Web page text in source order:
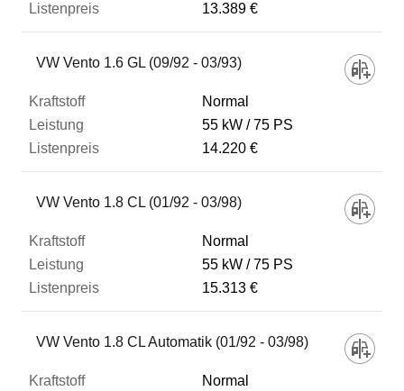
Leistung
Listenpreis
Zum Vergleich hinzufügen
13.389 €
VW Vento 1.6 GL (09/92 - 03/93)
Normal
55 kW
75 PS
14.220 €
VW Vento 1.8 CL (01/92 - 03/98)
Normal
55 kW
75 PS
15.313 €
VW Vento 1.8 CL Automatik (01/92 - 03/98)
Normal